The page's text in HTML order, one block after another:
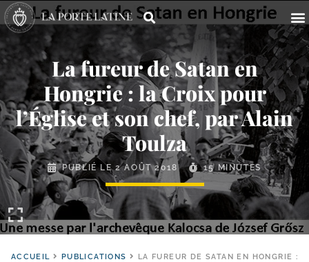
La fureur de Satan en
Hongrie : la Croix pour
l’Église et son chef, par Alain
Toulza
PUBLIÉ LE2 AOÛT 2018 15 MINUTES
ACCUEIL PUBLICATIONS
LA FUREUR DE SATAN EN HONGRIE :